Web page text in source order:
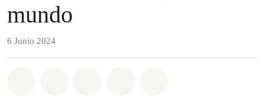
mundo
6 Junio 2024